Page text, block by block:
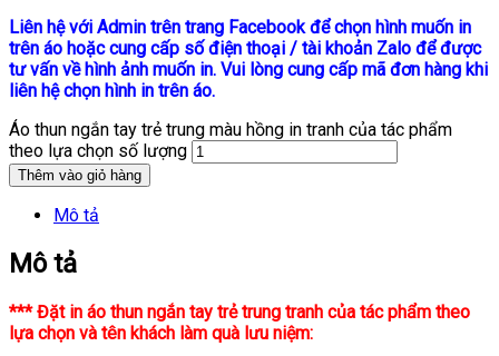
Liên hệ với Admin trên trang Facebook để chọn hình muốn in
trên áo hoặc cung cấp số điện thoại / tài khoản Zalo để được
tư vấn về hình ảnh muốn in. Vui lòng cung cấp mã đơn hàng khi
liên hệ chọn hình in trên áo.
Áo thun ngắn tay trẻ trung màu hồng in tranh của tác phẩm
theo lựa chọn số lượng
Thêm vào giỏ hàng
Mô tả
Mô tả
*** Đặt in áo thun ngắn tay trẻ trung tranh của tác phẩm theo
lựa chọn và tên khách làm quà lưu niệm: